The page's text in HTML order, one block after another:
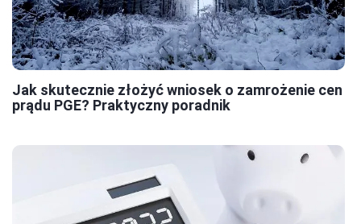
Jak skutecznie złożyć wniosek o zamrożenie cen
prądu PGE? Praktyczny poradnik